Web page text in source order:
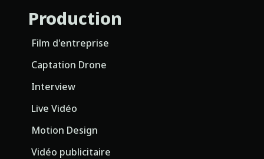
Production
Film d'entreprise
Captation Drone
Interview
Live Vidéo
Motion Design
Vidéo publicitaire